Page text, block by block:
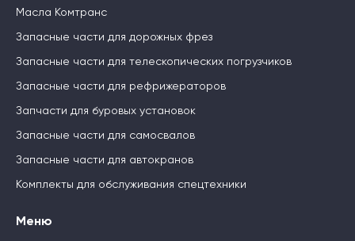
Масла Комтранс
Запасные части для дорожных фрез
Запасные части для телескопических погрузчиков
Запасные части для рефрижераторов
Запчасти для буровых установок
Запасные части для самосвалов
Запасные части для автокранов
Комплекты для обслуживания спецтехники
Меню